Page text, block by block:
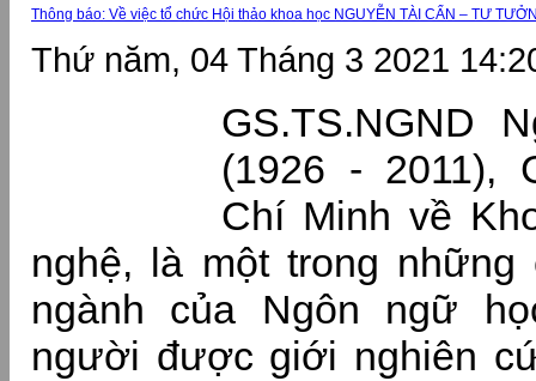
Thông báo: Về việc tổ chức Hội thảo khoa học NGUYỄN TÀI CẨN – TƯ
Thứ năm, 04 Tháng 3 2021
GS.TS.NGND
(1926 - 2011),
Chí Minh về
nghệ, là một trong những
ngành của Ngôn ngữ
người được giới nghiên